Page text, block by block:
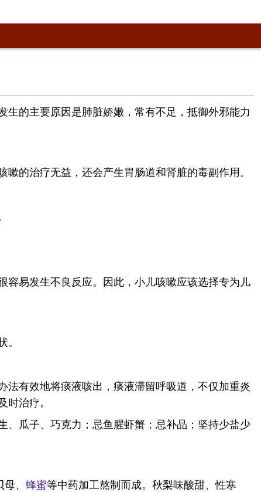
生的主要原因是肺脏娇嫩，常有不足，抵御外邪能力
的治疗无益，还会产生胃肠道和肾脏的毒副作用。
易发生不良反应。因此，小儿咳嗽应该选择专为儿
。
有效地将痰液咳出，痰液滞留呼吸道，不仅加重炎
治疗。
瓜子、巧克力；忌鱼腥虾蟹；忌补品；坚持少盐少
、 蜂蜜等中药加工熬制而成。秋梨味酸甜、性寒